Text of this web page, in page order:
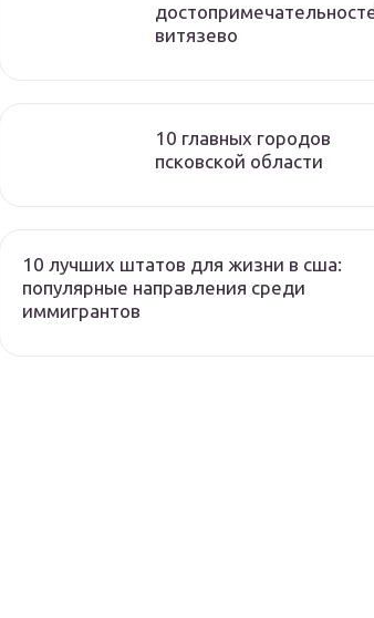
витязево
10 главных городов
псковской области
10 лучших штатов для жизни в сша:
популярные направления среди
иммигрантов